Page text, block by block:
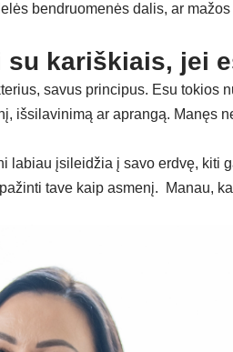
bendruomenės dalis, ar
su kariškiais, jei
savus principus. Esu tokios
išsilavinimą ar aprangą. Manęs
labiau įsileidžia į savo erdvę, kiti
tave kaip asmenį. Manau,